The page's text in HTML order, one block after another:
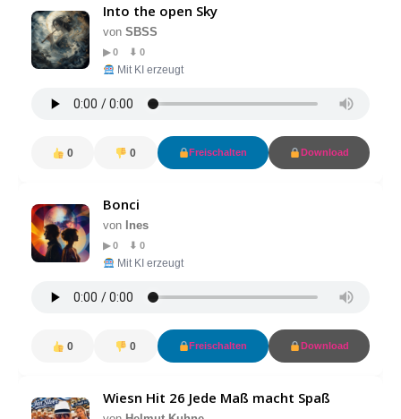
Into the open Sky
von SBSS
▶ 0 ⬇ 0
Mit KI erzeugt
0 0 Freischalten Download
Bonci
von Ines
▶ 0 ⬇ 0
Mit KI erzeugt
0 0 Freischalten Download
Wiesn Hit 26 Jede Maß macht Spaß